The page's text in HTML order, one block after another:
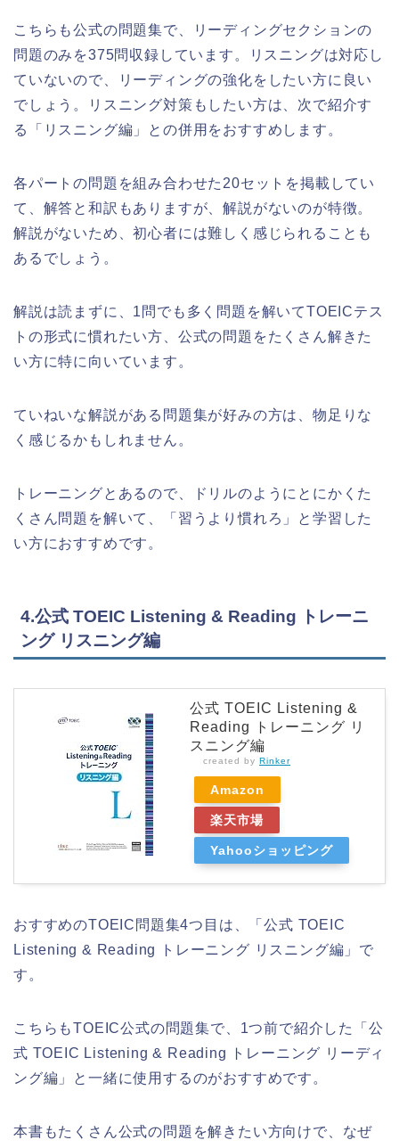
こちらも公式の問題集で、リーディングセクションの
問題のみを375問収録しています。リスニングは対応し
ていないので、リーディングの強化をしたい方に良い
でしょう。リスニング対策もしたい方は、次で紹介す
る「リスニング編」との併用をおすすめします。
各パートの問題を組み合わせた20セットを掲載してい
て、解答と和訳もありますが、解説がないのが特徴。
解説がないため、初心者には難しく感じられることも
あるでしょう。
解説は読まずに、1問でも多く問題を解いてTOEICテス
トの形式に慣れたい方、公式の問題をたくさん解きた
い方に特に向いています。
ていねいな解説がある問題集が好みの方は、物足りな
く感じるかもしれません。
トレーニングとあるので、ドリルのようにとにかくた
くさん問題を解いて、「習うより慣れろ」と学習した
い方におすすめです。
4.公式 TOEIC Listening & Reading トレーニ
ング リスニング編
公式 TOEIC Listening &
Reading トレーニング リ
スニング編
created by Rinker
Amazon
楽天市場
Yahooショッピング
おすすめのTOEIC問題集4つ目は、「公式 TOEIC
Listening & Reading トレーニング リスニング編」で
す。
こちらもTOEIC公式の問題集で、1つ前で紹介した「公
式 TOEIC Listening & Reading トレーニング リーディ
ング編」と一緒に使用するのがおすすめです。
本書もたくさん公式の問題を解きたい方向けで、なぜ